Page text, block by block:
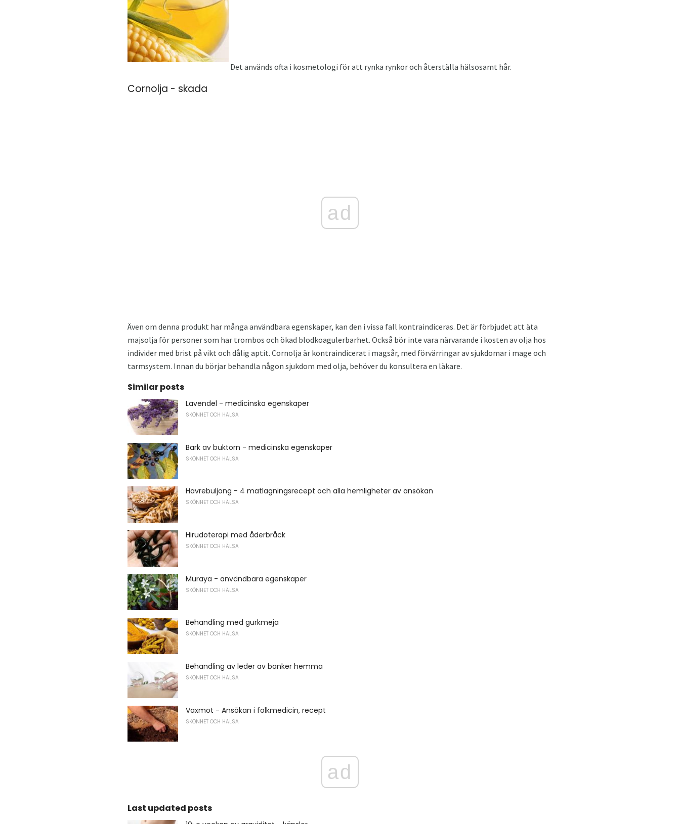
Det används ofta i kosmetologi för att rynka rynkor och återställa hälsosamt hår.
Cornolja - skada
ad
Även om denna produkt har många användbara egenskaper, kan den i vissa fall kontraindiceras. Det är förbjudet att äta
majsolja för personer som har trombos och ökad blodkoagulerbarhet. Också bör inte vara närvarande i kosten av olja hos
individer med brist på vikt och dålig aptit. Cornolja är kontraindicerat i magsår, med förvärringar av sjukdomar i mage och
tarmsystem. Innan du börjar behandla någon sjukdom med olja, behöver du konsultera en läkare.
Similar posts
Lavendel - medicinska egenskaper
SKÖNHET OCH HÄLSA
Bark av buktorn - medicinska egenskaper
SKÖNHET OCH HÄLSA
Havrebuljong - 4 matlagningsrecept och alla hemligheter av ansökan
SKÖNHET OCH HÄLSA
Hirudoterapi med åderbråck
SKÖNHET OCH HÄLSA
Muraya - användbara egenskaper
SKÖNHET OCH HÄLSA
Behandling med gurkmeja
SKÖNHET OCH HÄLSA
Behandling av leder av banker hemma
SKÖNHET OCH HÄLSA
Vaxmot - Ansökan i folkmedicin, recept
SKÖNHET OCH HÄLSA
ad
Last updated posts